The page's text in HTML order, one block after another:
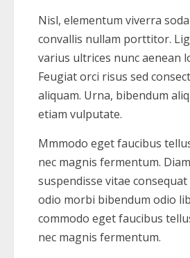
Nisl, elementum viverra
convallis nullam porttitor.
varius ultrices nunc aenean
Feugiat orci risus sed
aliquam. Urna, bibendum
etiam vulputate.
Mmmodo eget faucibus
nec magnis fermentum.
suspendisse vitae
odio morbi bibendum odio
commodo eget faucibus
nec magnis fermentum.